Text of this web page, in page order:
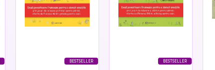
BESTSELLER BESTSELLER